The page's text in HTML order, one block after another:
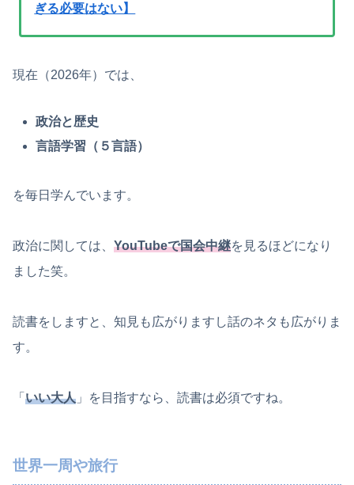
ぎる必要はない】
現在（2026年）では、
政治と歴史
言語学習（５言語）
を毎日学んでいます。
政治に関しては、 YouTubeで国会中継を見るほどになり
ました笑。
読書をしますと、知見も広がりますし話のネタも広がりま
す。
「 いい大人 」を目指すなら、読書は必須ですね。
世界一周や旅行